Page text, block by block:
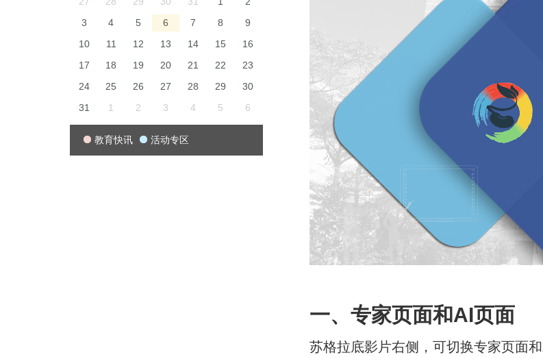
3
4 5 6 7 8
9
10
11 12 13 14 15
16
17
18 19 20 21 22
23
24
25 26 27 28 29
30
31
1 2 3 4 5 6
教育快讯 活动专区
一、专家页面和AI页面
苏格拉底影片右侧，可切换专家页面和